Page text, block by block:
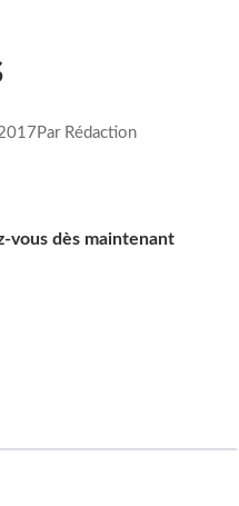
Par Rédaction
vous dès maintenant